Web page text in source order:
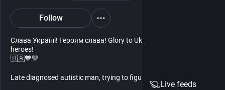
Follow
Слава Україні! Героям слава! Glory to Ukraine! Glory to the
heroes!
🇺🇦💙💛
Late diagnosed autistic man, trying to figure out who he is...
Live feeds